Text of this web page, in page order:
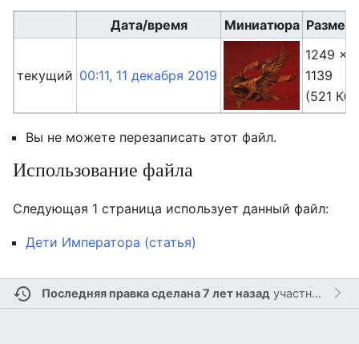
Дата/время Миниатюра
текущий 00:11, 11 декабря 2019
1249 ×
1139
(521 Кб)
Вы не можете перезаписать этот файл.
Использование файла
Следующая 1 страница использует данный файл:
Дети Императора (статья)
Последняя правка сделана 7 лет назадучастником